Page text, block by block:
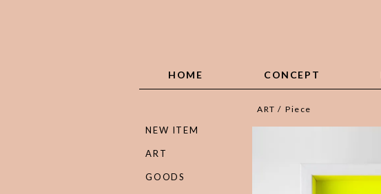
HOME CONCEPT
ART / Piece
NEW ITEM
ART
GOODS